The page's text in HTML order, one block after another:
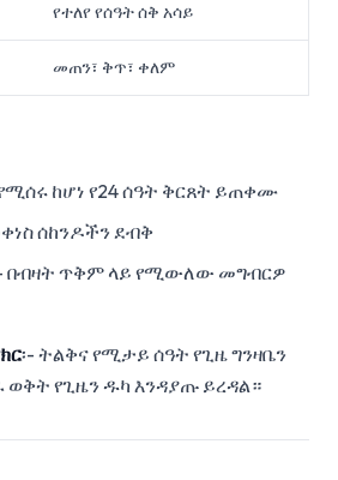
የተለየ የሰዓት ሰቅ አሳይ
መጠን፣ ቅጥ፣ ቀለም
ከሆነ የ24 ሰዓት ቅርጸት ይጠቀሙ
ሰከንዶችን ደብቅ
በብዛት ጥቅም ላይ የሚውለው መግብርዎ
፡- ትልቅና የሚታይ ሰዓት የጊዜ ግንዛቤን
ወቅት የጊዜን ዱካ እንዳያጡ ይረዳል።